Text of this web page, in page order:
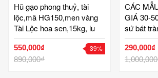
Hũ gạo phong thuỷ, tài
lộc,mã HG150,men vàng
Tài Lộc hoa sen,15kg, lu
khạp đựng gạo,gốm bát
tràng tinh vân
550,000₫
890,000₫
-39%
CÁC
GIÁ 30-
sứ bát
HG172
290,000₫